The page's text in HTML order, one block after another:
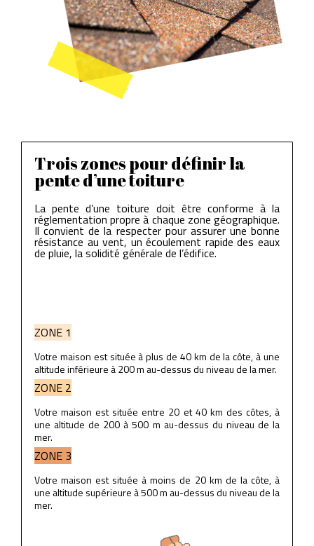
Trois zones pour définir la
pente d’une toiture
La pente d’une toiture doit être conforme à la
réglementation propre à chaque zone géographique.
Il convient de la respecter pour assurer une bonne
résistance au vent, un écoulement rapide des eaux
de pluie, la solidité générale de l’édifice.
ZONE 1
Votre maison est située à plus de 40 km de la côte, à une
altitude inférieure à 200 m au-dessus du niveau de la mer.
ZONE 2
Votre maison est située entre 20 et 40 km des côtes, à
une altitude de 200 à 500 m au-dessus du niveau de la
mer.
ZONE 3
Votre maison est située à moins de 20 km de la côte, à
une altitude supérieure à 500 m au-dessus du niveau de la
mer.